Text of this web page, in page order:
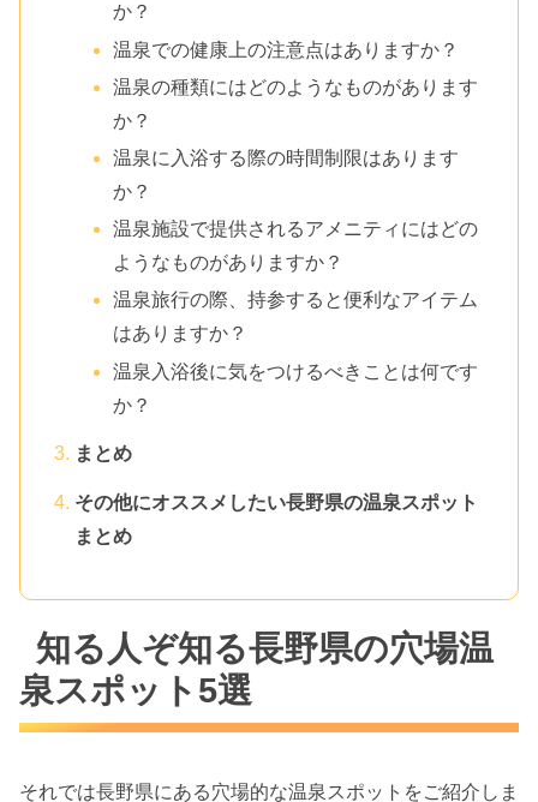
か？
温泉での健康上の注意点はありますか？
温泉の種類にはどのようなものがあります
か？
温泉に入浴する際の時間制限はあります
か？
温泉施設で提供されるアメニティにはどの
ようなものがありますか？
温泉旅行の際、持参すると便利なアイテム
はありますか？
温泉入浴後に気をつけるべきことは何です
か？
まとめ
その他にオススメしたい長野県の温泉スポット
まとめ
知る人ぞ知る長野県の穴場温
泉スポット5選
それでは長野県にある穴場的な温泉スポットをご紹介しま